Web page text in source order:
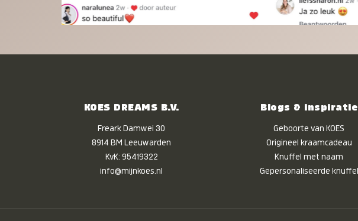
KOES DREAMS B.V.
Freark Damwei 30
8914 BM Leeuwarden
KvK: 95419322
info@mijnkoes.nl
Blogs & inspiratie
Geboorte van KOES
Origineel kraamcadeau
Knuffel met naam
Gepersonaliseerde knuffel